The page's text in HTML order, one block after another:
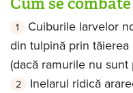
Cuiburile larvelor
din tulpină prin
(dacă ramurile nu sunt
Inelarul ridică